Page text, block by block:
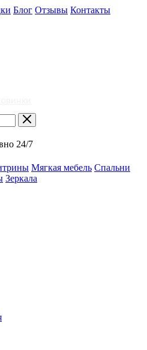
Блог Отзывы Контакты
24/7
Мягкая мебель Спальни
Зеркала